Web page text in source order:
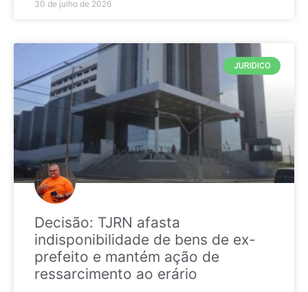
30 de julho de 2026
JURIDICO
Decisão: TJRN afasta
indisponibilidade de bens de ex-
prefeito e mantém ação de
ressarcimento ao erário